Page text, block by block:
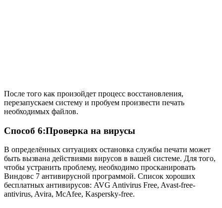
После того как произойдет процесс восстановления,
перезапускаем систему и пробуем произвести печать
необходимых файлов.
Способ 6:Проверка на вирусы
В определённых ситуациях остановка службы печати может
быть вызвана действиями вирусов в вашей системе. Для того,
чтобы устранить проблему, необходимо просканировать
Виндовс 7 антивирусной программой. Список хороших
бесплатных антивирусов: AVG Antivirus Free, Avast-free-
antivirus, Avira, McAfee, Kaspersky-free.